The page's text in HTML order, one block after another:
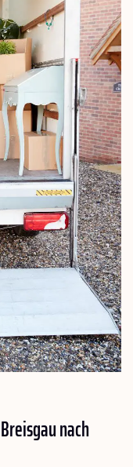
nach